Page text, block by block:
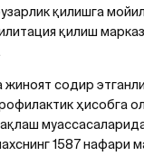
қилишга
қилиш
жиноят содир
ҳисобга
1587 нафари